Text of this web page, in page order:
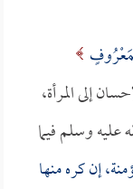
إلى المرأة،
عليه وسلم فيما
إن كره منها